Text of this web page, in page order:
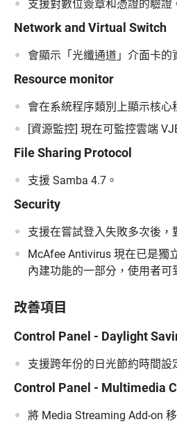
支援對數位簽章和憑證的驗證
Network and Virtual Switch
會顯示「光纖通道」介面卡的
Resource monitor
會在系統程序類別上顯示核心
[資源監控] 現在可監控雲端
File Sharing Protocol
支援 Samba 4.7。
Security
支援在嘗試登入失敗多次後，
McAfee Antivirus 現在已是獨
內建功能的一部分，使用者可
改善項目
Control Panel - Daylight
支援跨年份的日光節約時間設
Control Panel - Multimedia
將 Media Streaming Add-on